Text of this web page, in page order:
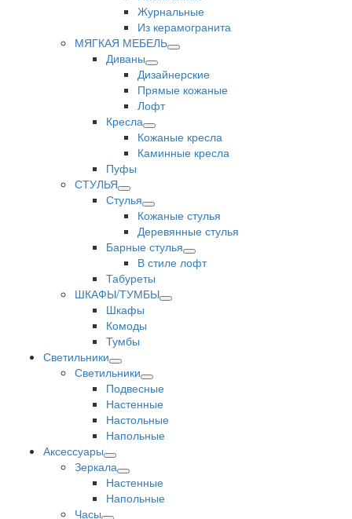
Журнальные
Из керамогранита
МЯГКАЯ МЕБЕЛЬ
Диваны
Дизайнерские
Прямые кожаные
Лофт
Кресла
Кожаные кресла
Каминные кресла
Пуфы
СТУЛЬЯ
Стулья
Кожаные стулья
Деревянные стулья
Барные стулья
В стиле лофт
Табуреты
ШКАФЫ/ТУМБЫ
Шкафы
Комоды
Тумбы
Светильники
Светильники
Подвесные
Настенные
Настольные
Напольные
Аксессуары
Зеркала
Настенные
Напольные
Часы